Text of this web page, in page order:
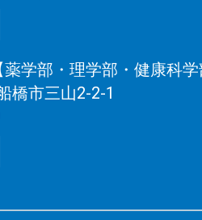
学部・理学部・健康科
橋市三山2-2-1